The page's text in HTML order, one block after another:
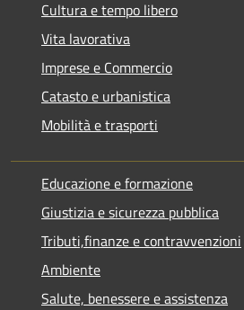
Cultura e tempo libero
Vita lavorativa
Imprese e Commercio
Catasto e urbanistica
Mobilità e trasporti
Educazione e formazione
Giustizia e sicurezza pubblica
Tributi,finanze e contravvenzioni
Ambiente
Salute, benessere e assistenza